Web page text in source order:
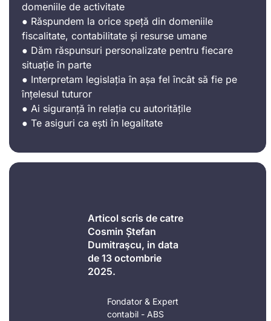
domeniile de activitate
● Răspundem la orice speță din domeniile
fiscalitate, contabilitate și resurse umane
● Dăm răspunsuri personalizate pentru fiecare
situație în parte
● Interpretam legislația în așa fel încât să fie pe
înțelesul tuturor
● Ai siguranță în relația cu autoritățile
● Te asiguri ca ești în legalitate
Articol scris de catre
Cosmin Ștefan
Dumitraşcu, in data
de 13 octombrie
2025.
Fondator & Expert
contabil - ABS